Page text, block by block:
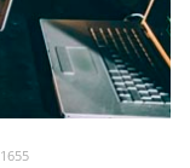
1655